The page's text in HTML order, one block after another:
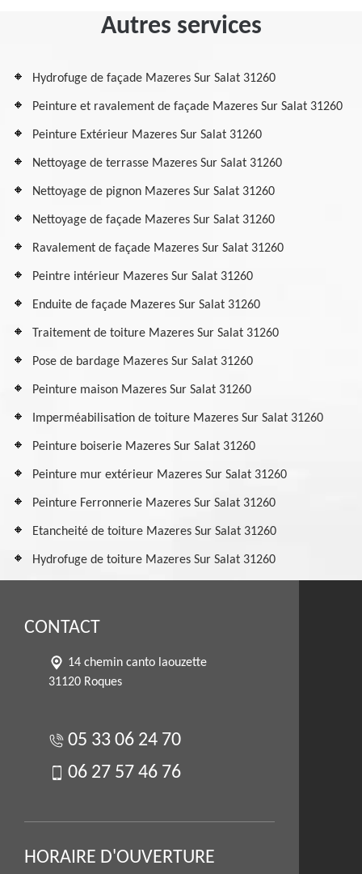
Autres services
Hydrofuge de façade Mazeres Sur Salat 31260
Peinture et ravalement de façade Mazeres Sur Salat 31260
Peinture Extérieur Mazeres Sur Salat 31260
Nettoyage de terrasse Mazeres Sur Salat 31260
Nettoyage de pignon Mazeres Sur Salat 31260
Nettoyage de façade Mazeres Sur Salat 31260
Ravalement de façade Mazeres Sur Salat 31260
Peintre intérieur Mazeres Sur Salat 31260
Enduite de façade Mazeres Sur Salat 31260
Traitement de toiture Mazeres Sur Salat 31260
Pose de bardage Mazeres Sur Salat 31260
Peinture maison Mazeres Sur Salat 31260
Imperméabilisation de toiture Mazeres Sur Salat 31260
Peinture boiserie Mazeres Sur Salat 31260
Peinture mur extérieur Mazeres Sur Salat 31260
Peinture Ferronnerie Mazeres Sur Salat 31260
Etancheité de toiture Mazeres Sur Salat 31260
Hydrofuge de toiture Mazeres Sur Salat 31260
CONTACT
14 chemin canto laouzette
31120 Roques
05 33 06 24 70
06 27 57 46 76
HORAIRE D'OUVERTURE